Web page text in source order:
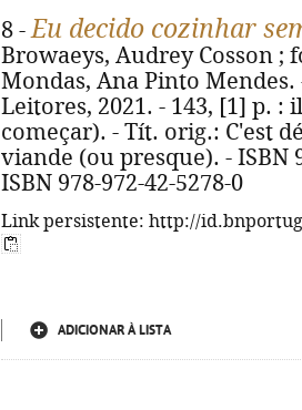
8 -Eu decido cozinhar
Browaeys, Audrey Cosson
Mondas, Ana Pinto Mendes.
Leitores, 2021. - 143, [1] p. :
começar). - Tít. orig.: C'est
viande (ou presque). - ISBN
ISBN 978-972-42-5278-0
Link persistente: http://
ADICIONAR À LISTA